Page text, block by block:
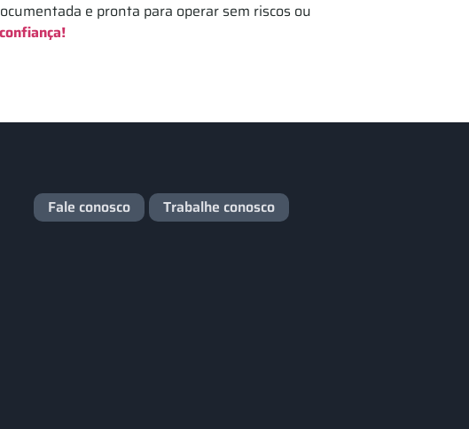
e pronta para operar sem riscos ou
Fale conosco Trabalhe conosco